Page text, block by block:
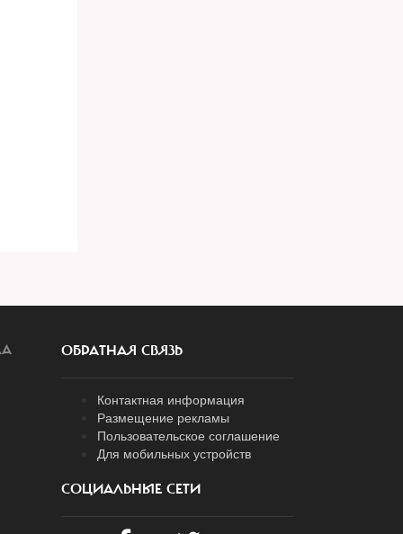
ОБРАТНАЯ СВЯЗЬ
Контактная информация
Размещение рекламы
Пользовательское соглашение
Для мобильных устройств
СОЦИАЛЬНЫЕ СЕТИ